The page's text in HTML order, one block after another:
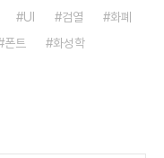
UI 검열
화폐
폰트 화성학